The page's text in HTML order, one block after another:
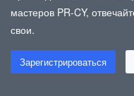
мастеров PR-CY,
свои.
Зарегистрироваться